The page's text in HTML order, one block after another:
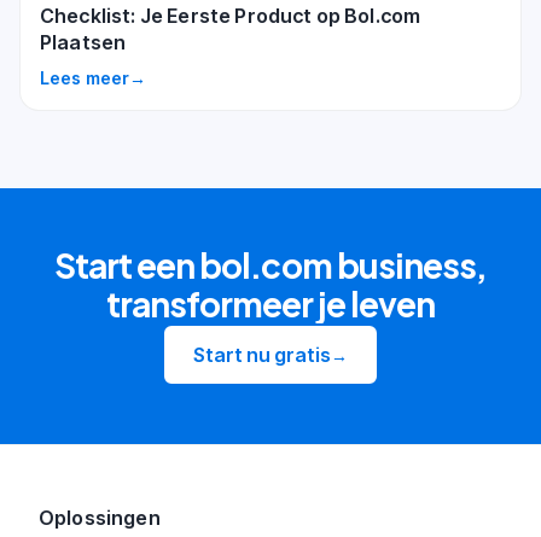
Checklist: Je Eerste Product op Bol.com
Plaatsen
Lees meer→
Start een bol.com business,
transformeer je leven
Start nu gratis→
Oplossingen